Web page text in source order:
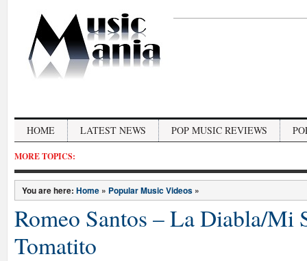
HOME LATEST NEWS POP MUSIC REVIEWS
MORE TOPICS:
You are here: Home » Popular Music Videos »
Romeo Santos – La Diabla/Mi
Tomatito